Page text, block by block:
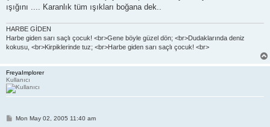
ışığını .... Karanlık tüm ışıkları boğana dek..
HARBE GİDEN
Harbe giden sarı saçlı çocuk! <br>Gene böyle güzel dön; <br>Dudaklarında deniz
kokusu, <br>Kirpiklerinde tuz; <br>Harbe giden sarı saçlı çocuk! <br>
FreyaImplorer
Kullanıcı
PMon May 02, 2005 11:40 am